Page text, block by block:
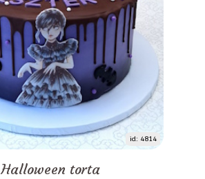
id: 4814
Halloween torta